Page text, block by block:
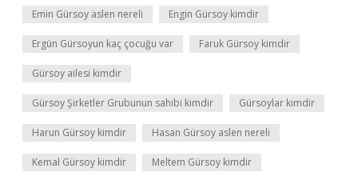
Emin Gürsoy aslen nereli Engin Gürsoy kimdir
Ergün Gürsoyun kaç çocuğu var Faruk Gürsoy kimdir
Gürsoy ailesi kimdir
Gürsoy Şirketler Grubunun sahibi kimdir Gürsoylar kimdir
Harun Gürsoy kimdir Hasan Gürsoy aslen nereli
Kemal Gürsoy kimdir Meltem Gürsoy kimdir